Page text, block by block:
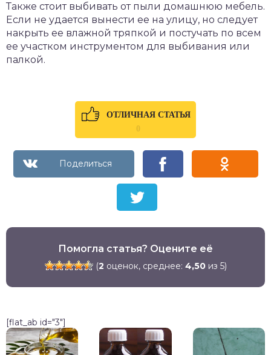
Также стоит выбивать от пыли домашнюю мебель.
Если не удается вынести ее на улицу, но следует
накрыть ее влажной тряпкой и постучать по всем
ее участком инструментом для выбивания или
палкой.
ОТЛИЧНАЯ СТАТЬЯ
0
Помогла статья? Оцените её
(2 оценок, среднее: 4,50из 5)
[flat_ab id="3"]